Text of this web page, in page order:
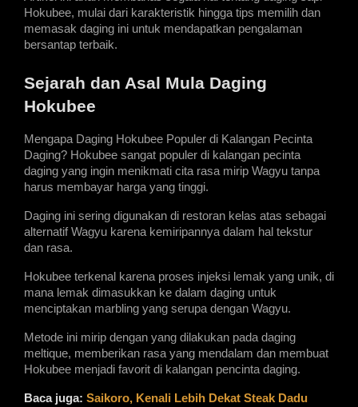
Hokubee, mulai dari karakteristik hingga tips memilih dan
memasak daging ini untuk mendapatkan pengalaman
bersantap terbaik.
Sejarah dan Asal Mula Daging
Hokubee
Mengapa Daging Hokubee Populer di Kalangan Pecinta
Daging? Hokubee sangat populer di kalangan pecinta
daging yang ingin menikmati cita rasa mirip Wagyu tanpa
harus membayar harga yang tinggi.
Daging ini sering digunakan di restoran kelas atas sebagai
alternatif Wagyu karena kemiripannya dalam hal tekstur
dan rasa.
Hokubee terkenal karena proses injeksi lemak yang unik, di
mana lemak dimasukkan ke dalam daging untuk
menciptakan marbling yang serupa dengan Wagyu.
Metode ini mirip dengan yang dilakukan pada daging
meltique, memberikan rasa yang mendalam dan membuat
Hokubee menjadi favorit di kalangan pencinta daging.
Baca juga: Saikoro, Kenali Lebih Dekat Steak Dadu